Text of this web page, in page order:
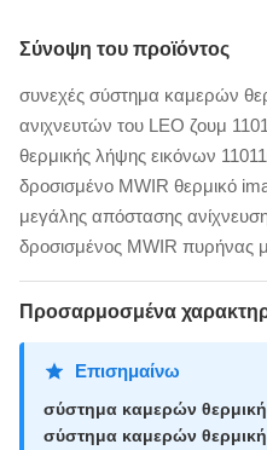
Σύνοψη του προϊόντος
συνεχές σύστημα καμερών
ανιχνευτών του LEO ζουμ
θερμικής λήψης εικόνων
δροσισμένο MWIR θερμικό
μεγάλης απόστασης
δροσισμένος MWIR πυρήνας
Προσαρμοσμένα
Επισημαίνω
σύστημα καμερών
σύστημα καμερών